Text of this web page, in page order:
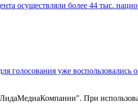
осуществляли более 44 тыс.
голосования уже воспользовались
При